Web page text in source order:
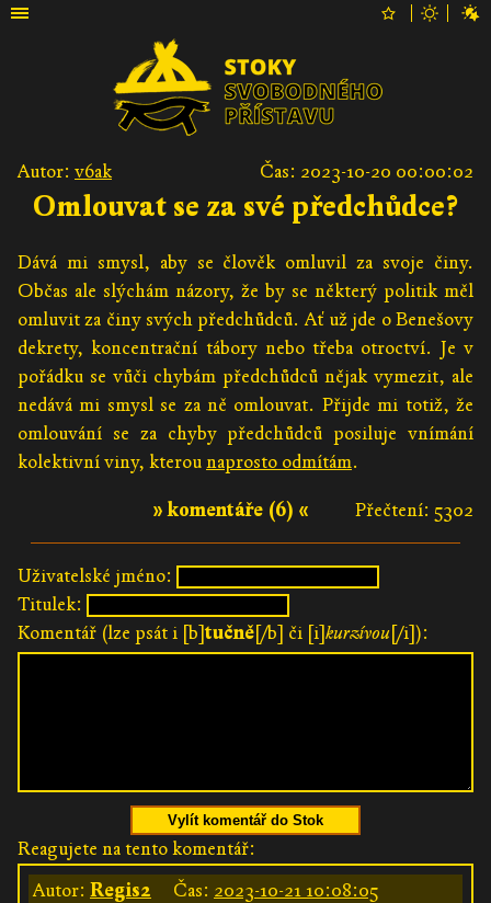
Autor: v6ak Čas: 2023-10-20 00:00:02
Omlouvat se za své předchůdce?
Dává mi smysl, aby se člověk omluvil za svoje činy.
Občas ale slýchám názory, že by se některý politik měl
omluvit za činy svých předchůdců. Ať už jde o Benešovy
dekrety, koncentrační tábory nebo třeba otroctví. Je v
pořádku se vůči chybám předchůdců nějak vymezit, ale
nedává mi smysl se za ně omlouvat. Přijde mi totiž, že
omlouvání se za chyby předchůdců posiluje vnímání
kolektivní viny, kterounaprosto odmítám.
Přečtení: 5302
» komentáře (6) «
Uživatelské jméno:
Titulek:
Komentář (lze psát i [b]tučně[/b] či [i]kurzívou[/i]):
Vylít komentář do Stok
Reagujete na tento komentář:
Autor: Regis2 Čas: 2023-10-21 10:08:05